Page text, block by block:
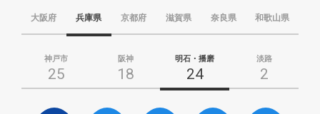
大阪府 兵庫県 京都府 滋賀県 奈良県 和歌山県
神戸市
25
阪神
18
明石・播磨
24
淡路
2